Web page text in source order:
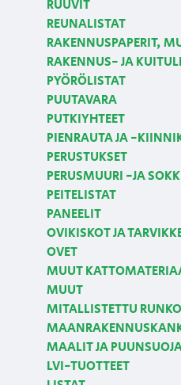
RUUVIT
REUNALISTAT
RAKENNUSPAPERIT,
RAKENNUS- JA
PYÖRÖLISTAT
PUUTAVARA
PUTKIYHTEET
PIENRAUTA JA -
PERUSTUKSET
PERUSMUURI -JA
PEITELISTAT
PANEELIT
OVIKISKOT JA
OVET
MUUT
MUUT
MITALLISTETTU
MAALIT JA
LVI-TUOTTEET